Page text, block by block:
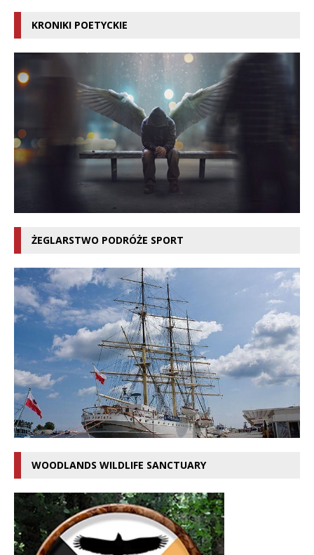
KRONIKI POETYCKIE
ŻEGLARSTWO PODRÓŻE SPORT
WOODLANDS WILDLIFE SANCTUARY